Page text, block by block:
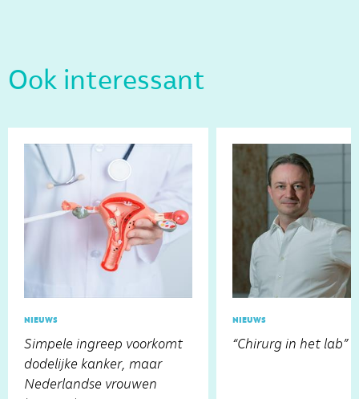
Ook interessant
nieuws
Simpele ingreep voorkomt
dodelijke kanker, maar
Nederlandse vrouwen
nieuws
“Chirurg in het lab”